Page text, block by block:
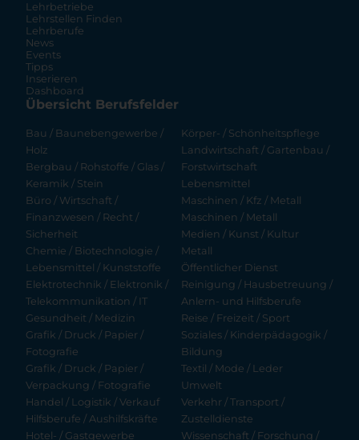
Lehrbetriebe
Lehrstellen Finden
Lehrberufe
News
Events
Tipps
Inserieren
Dashboard
Übersicht Berufsfelder
Bau / Baunebengewerbe /
Holz
Bergbau / Rohstoffe / Glas /
Keramik / Stein
Büro / Wirtschaft /
Finanzwesen / Recht /
Sicherheit
Chemie / Biotechnologie /
Lebensmittel / Kunststoffe
Elektrotechnik / Elektronik /
Telekommunikation / IT
Gesundheit / Medizin
Grafik / Druck / Papier /
Fotografie
Grafik / Druck / Papier /
Verpackung / Fotografie
Handel / Logistik / Verkauf
Hilfsberufe / Aushilfskräfte
Hotel- / Gastgewerbe
Körper- / Schönheitspflege
Landwirtschaft / Gartenbau /
Forstwirtschaft
Lebensmittel
Maschinen / Kfz / Metall
Maschinen / Metall
Medien / Kunst / Kultur
Metall
Öffentlicher Dienst
Reinigung / Hausbetreuung /
Anlern- und Hilfsberufe
Reise / Freizeit / Sport
Soziales / Kinderpädagogik /
Bildung
Textil / Mode / Leder
Umwelt
Verkehr / Transport /
Zustelldienste
Wissenschaft / Forschung /